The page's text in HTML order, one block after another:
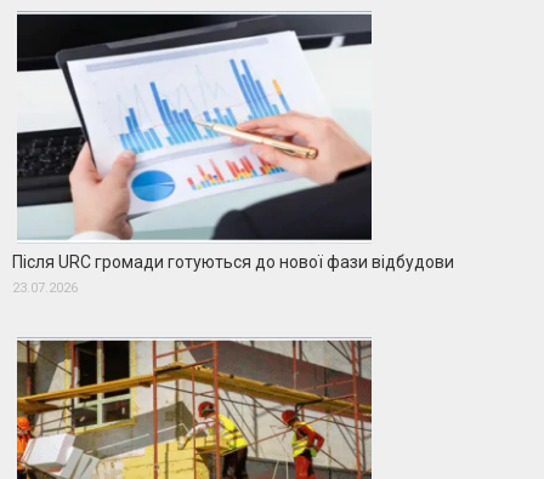
Після URC громади готуються до нової фази відбудови
23.07.2026